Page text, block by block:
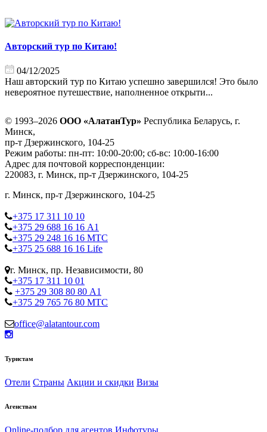
Авторский тур по Китаю!
04/12/2025
Наш авторский тур по Китаю успешно завершился! Это было
невероятное путешествие, наполненное открыти...
© 1993–2026 ООО «АлатанТур» Республика Беларусь, г.
Минск,
пр-т Дзержинского, 104-25
Режим работы: пн-пт: 10:00-20:00; сб-вс: 10:00-16:00
Адрес для почтовой корреспонденции:
220083, г. Минск, пр-т Дзержинского, 104-25
г. Минск, пр-т Дзержинского, 104-25
+375 17 311 10 10
+375 29 688 16 16 А1
+375 29 248 16 16 МТС
+375 25 688 16 16 Life
г. Минск, пр. Независимости, 80
+375 17 311 10 01
+375 29 308 80 80 А1
+375 29 765 76 80 МТС
office@alatantour.com
Туристам
Отели Страны Акции и скидки Визы
Агенствам